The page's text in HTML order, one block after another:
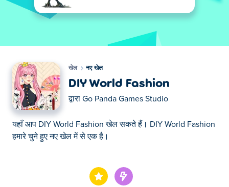
खेल नए खेल
DIY World Fashion
द्वारा Go Panda Games Studio
यहाँ आप DIY World Fashion खेल सकते हैं। DIY World Fashion
हमारे चुने हुए नए खेल में से एक है।